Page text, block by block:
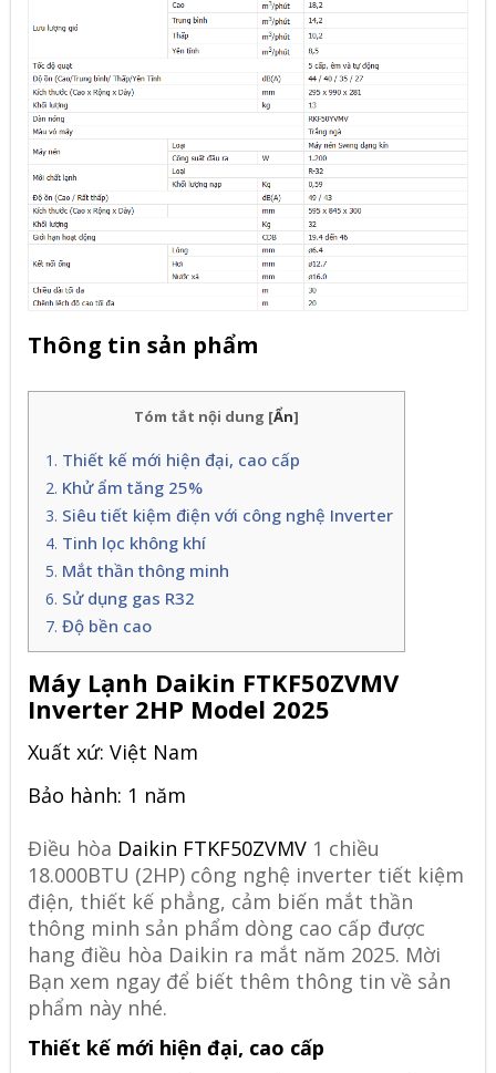
Thông tin sản phẩm
Tóm tắt nội dung [Ẩn]
Thiết kế mới hiện đại, cao cấp
Khử ẩm tăng 25%
Siêu tiết kiệm điện với công nghệ Inverter
Tinh lọc không khí
Mắt thần thông minh
Sử dụng gas R32
Độ bền cao
Máy Lạnh Daikin FTKF50ZVMV
Inverter 2HP Model 2025
Xuất xứ: Việt Nam
Bảo hành: 1 năm
Điều hòa Daikin FTKF50ZVMV 1 chiều
18.000BTU (2HP) công nghệ inverter tiết kiệm
điện, thiết kế phẳng, cảm biến mắt thần
thông minh sản phẩm dòng cao cấp được
hang điều hòa Daikin ra mắt năm 2025. Mời
Bạn xem ngay để biết thêm thông tin về sản
phẩm này nhé.
Thiết kế mới hiện đại, cao cấp